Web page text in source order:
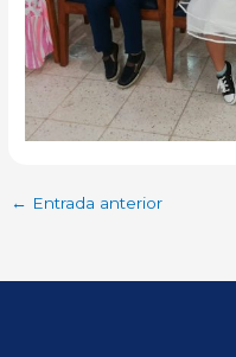
← Entrada anterior